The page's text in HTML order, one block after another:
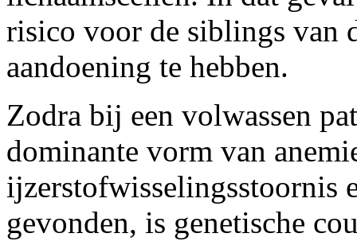
risico voor de siblings van
aandoening te hebben.
Zodra bij een volwassen
dominante vorm van
ijzerstofwisselingsstoornis
gevonden, is genetische